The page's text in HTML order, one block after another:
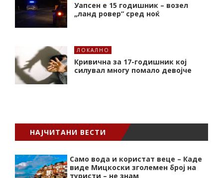
Уапсен е 15 годишник – возел
„ланд ровер“ сред ноќ
ЛОКАЛНО
Кривична за 17-годишник кој
силувал многу помало девојче
НАЈЧИТАНИ ВЕСТИ
Само вода и користат веце – Каде
виде Мицкоски зголемен број на
туристи – не знам